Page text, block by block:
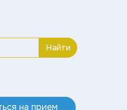
Найти
на прием